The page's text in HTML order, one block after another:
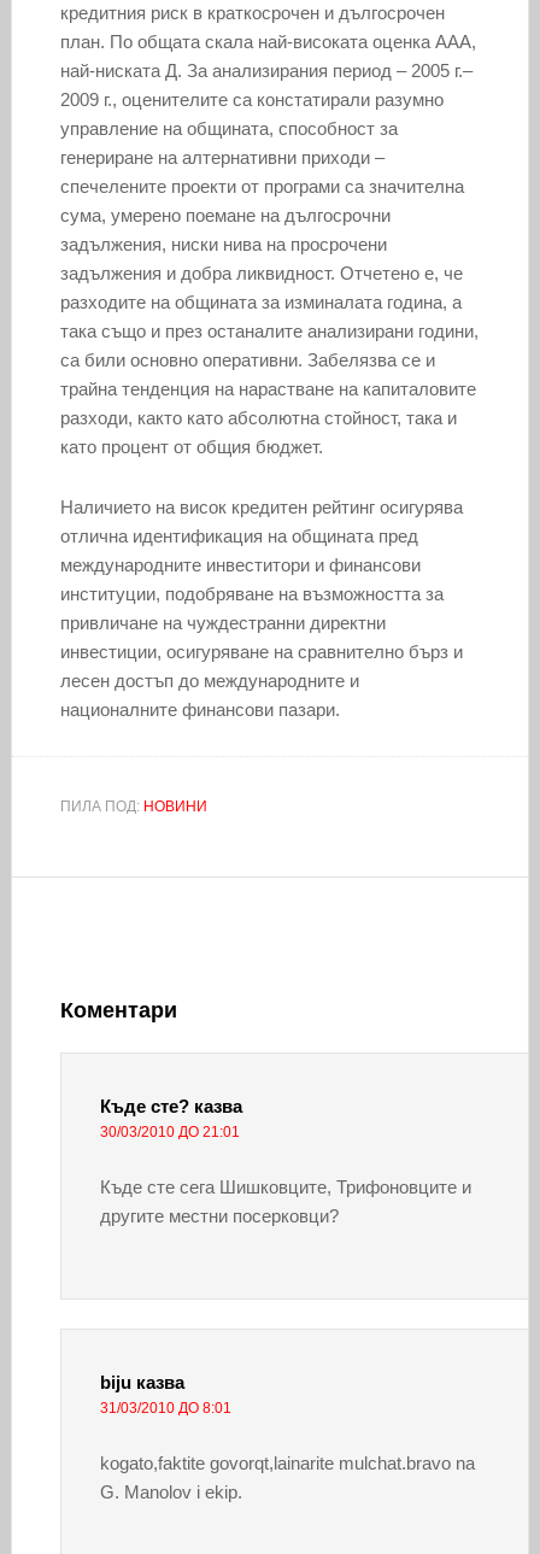
кредитния риск в краткосрочен и дългосрочен
план. По общата скала най-високата оценка ААА,
най-ниската Д. За анализирания период – 2005 г.–
2009 г., оценителите са констатирали разумно
управление на общината, способност за
генериране на алтернативни приходи –
спечелените проекти от програми са значителна
сума, умерено поемане на дългосрочни
задължения, ниски нива на просрочени
задължения и добра ликвидност. Отчетено е, че
разходите на общината за изминалата година, а
така също и през останалите анализирани години,
са били основно оперативни. Забелязва се и
трайна тенденция на нарастване на капиталовите
разходи, както като абсолютна стойност, така и
като процент от общия бюджет.
Наличието на висок кредитен рейтинг осигурява
отлична идентификация на общината пред
международните инвеститори и финансови
институции, подобряване на възможността за
привличане на чуждестранни директни
инвестиции, осигуряване на сравнително бърз и
лесен достъп до международните и
националните финансови пазари.
ПИЛА ПОД: НОВИНИ
Коментари
Къде сте? казва
30/03/2010 ДО 21:01
Къде сте сега Шишковците, Трифоновците и
другите местни посерковци?
biju казва
31/03/2010 ДО 8:01
kogato,faktite govorqt,lainarite mulchat.bravo na
G. Manolov i ekip.